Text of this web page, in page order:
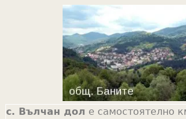
с. Вълчан дол е самостоятелно